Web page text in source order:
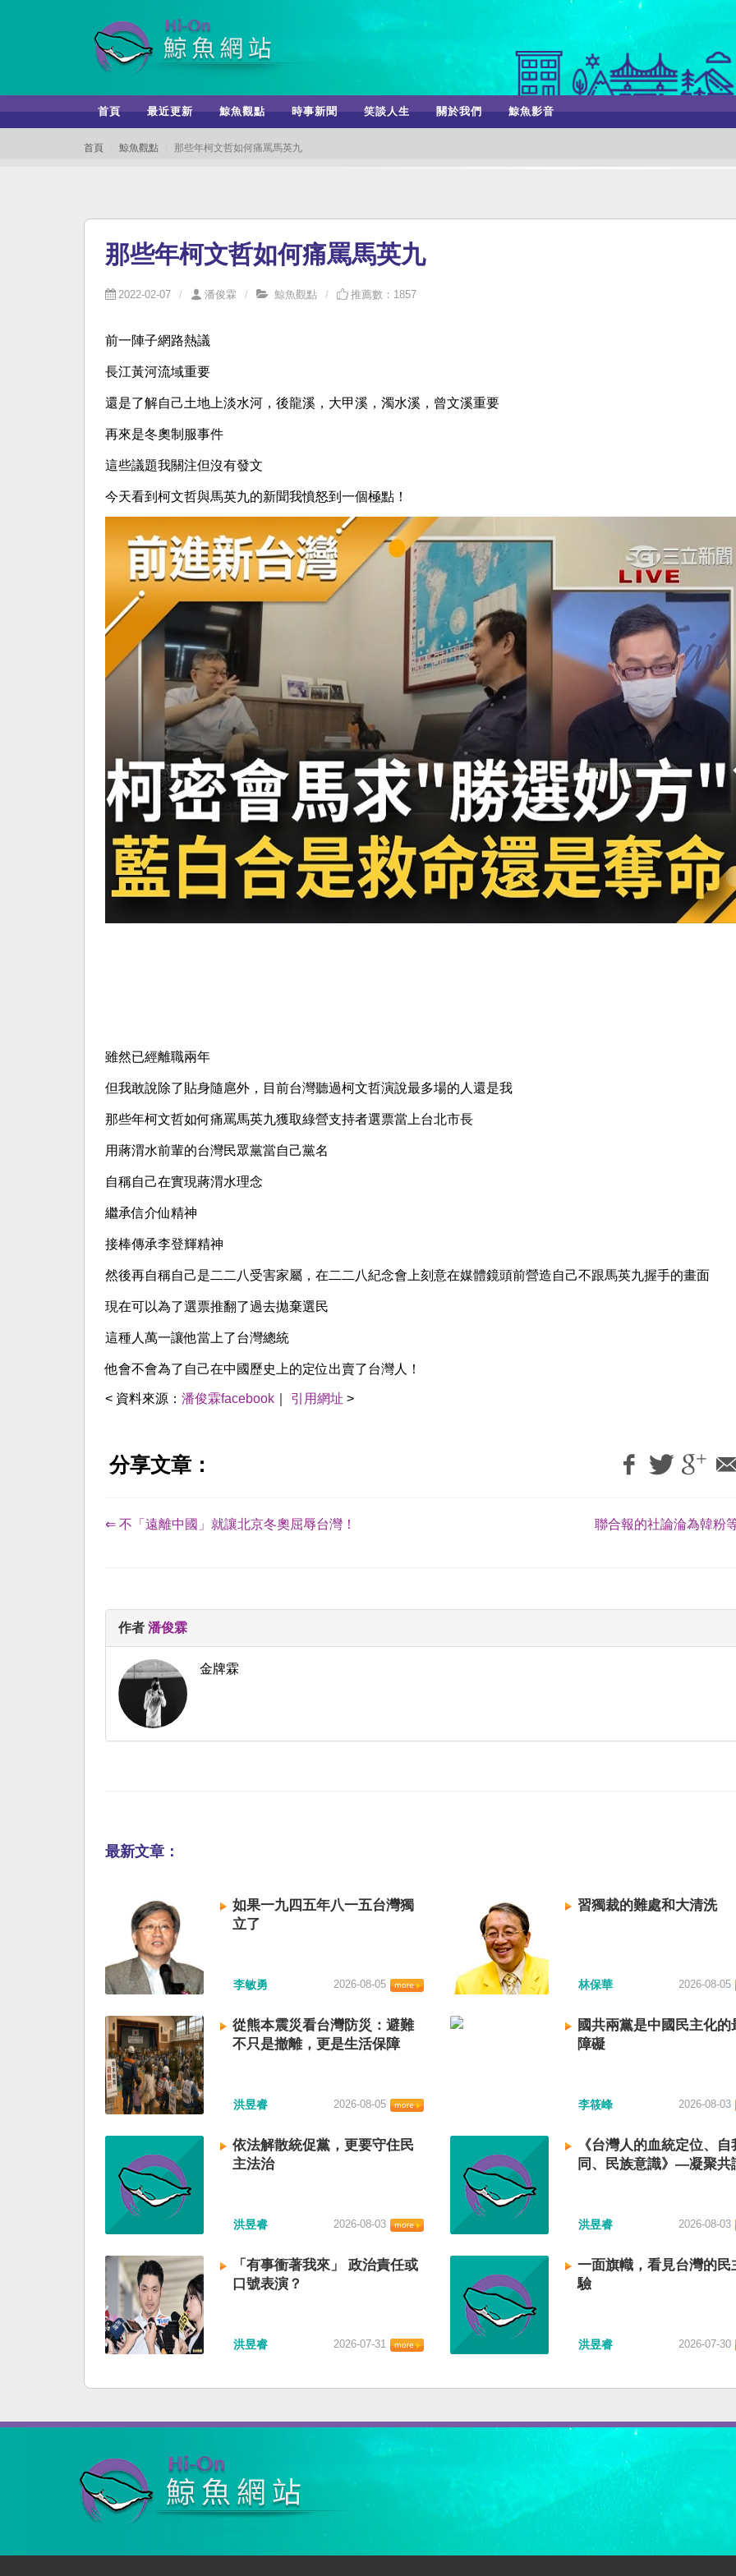
首頁 最近更新 鯨魚觀點 時事新聞 笑談人生 關於我們 鯨魚影音
首頁 鯨魚觀點 那些年柯文哲如何痛罵馬英九
那些年柯文哲如何痛罵馬英九
2022-02-07 潘俊霖 鯨魚觀點 推薦數：1857
前一陣子網路熱議
長江黃河流域重要
還是了解自己土地上淡水河，後龍溪，大甲溪，濁水溪，曾文溪重要
再來是冬奧制服事件
這些議題我關注但沒有發文
今天看到柯文哲與馬英九的新聞我憤怒到一個極點！
雖然已經離職兩年
但我敢說除了貼身隨扈外，目前台灣聽過柯文哲演說最多場的人還是我
那些年柯文哲如何痛罵馬英九獲取綠營支持者選票當上台北市長
用蔣渭水前輩的台灣民眾黨當自己黨名
自稱自己在實現蔣渭水理念
繼承信介仙精神
接棒傳承李登輝精神
然後再自稱自己是二二八受害家屬，在二二八紀念會上刻意在媒體鏡頭前營造自己不跟馬英九握手的畫面
現在可以為了選票推翻了過去拋棄選民
這種人萬一讓他當上了台灣總統
他會不會為了自己在中國歷史上的定位出賣了台灣人！
< 資料來源： 潘俊霖facebook 引用網址 >
分享文章：
⇐ 不「遠離中國」就讓北京冬奧屈辱台灣！ 聯合報的社論淪為韓粉
作者 潘俊霖
金牌霖
最新文章：
如果一九四五年八一五台灣獨
立了
李敏勇 2026-08-05
習獨裁的難處和大清洗
林保華 2026-08-05
從熊本震災看台灣防災：避難
不只是撤離，更是生活保障
洪昱睿 2026-08-05
國共兩黨是中國民主化的
障礙
李筱峰 2026-08-03
依法解散統促黨，更要守住民
主法治
洪昱睿 2026-08-03
《台灣人的血統定位、自
同、民族意識》—凝聚共
洪昱睿 2026-08-03
「有事衝著我來」 政治責任或
口號表演？
洪昱睿 2026-07-31
一面旗幟，看見台灣的民
驗
洪昱睿 2026-07-30